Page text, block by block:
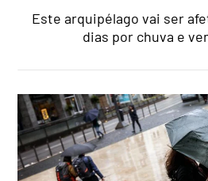
Este arquipélago vai ser
dias por chuva e